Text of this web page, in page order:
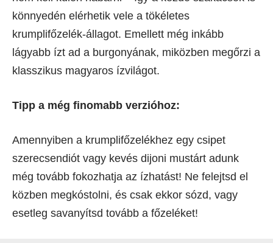
könnyedén elérhetik vele a tökéletes
krumplifőzelék-állagot. Emellett még inkább
lágyabb ízt ad a burgonyának, miközben megőrzi a
klasszikus magyaros ízvilágot.
Tipp a még finomabb verzióhoz:
Amennyiben a krumplifőzelékhez egy csipet
szerecsendiót vagy kevés dijoni mustárt adunk
még tovább fokozhatja az ízhatást! Ne felejtsd el
közben megkóstolni, és csak ekkor sózd, vagy
esetleg savanyítsd tovább a főzeléket!